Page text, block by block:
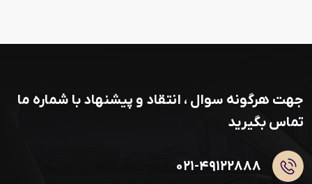
جهت هرگونه سوال ، انتقاد و پیشنهاد با شماره ما
تماس بگیرید
۰۲۱-۴۹۱۲۲۸۸۸